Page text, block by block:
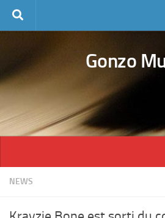
Skip to content
Gonzo
NEWS